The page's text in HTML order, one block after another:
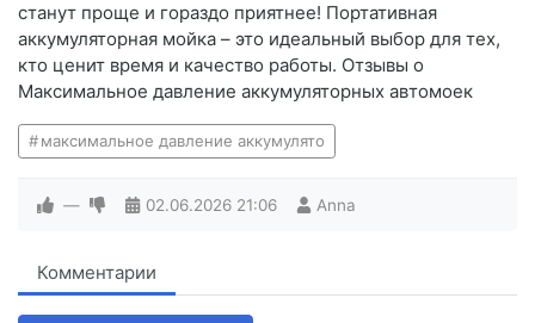
станут проще и гораздо приятнее! Портативная
аккумуляторная мойка – это идеальный выбор для тех,
кто ценит время и качество работы. Отзывы о
Максимальное давление аккумуляторных автомоек
максимальное давление аккумулято
— 02.06.2026 21:06 Anna
Комментарии